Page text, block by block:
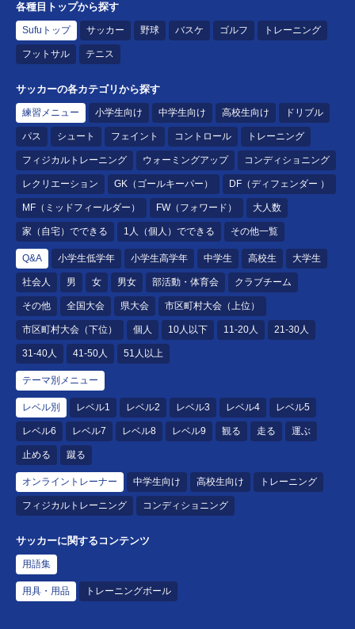
各種目トップから探す
Sufuトップ サッカー 野球 バスケ ゴルフ トレーニング
フットサル テニス
サッカーの各カテゴリから探す
練習メニュー 小学生向け 中学生向け 高校生向け ドリブル
パス シュート フェイント コントロール トレーニング
フィジカルトレーニング ウォーミングアップ コンディショニング
レクリエーション GK（ゴールキーパー） DF（ディフェンダー ）
MF（ミッドフィールダー） FW（フォワード） 大人数
家（自宅）でできる 1人（個人）でできる その他一覧
Q&A 小学生低学年 小学生高学年 中学生 高校生 大学生
社会人 男 女 男女 部活動・体育会 クラブチーム
その他 全国大会 県大会 市区町村大会（上位）
市区町村大会（下位） 個人 10人以下 11-20人 21-30人
31-40人 41-50人 51人以上
テーマ別メニュー
レベル別 レベル1 レベル2 レベル3 レベル4 レベル5
レベル6 レベル7 レベル8 レベル9 観る 走る 運ぶ
止める 蹴る
オンライントレーナー 中学生向け 高校生向け トレーニング
フィジカルトレーニング コンディショニング
サッカーに関するコンテンツ
用語集
用具・用品 トレーニングボール